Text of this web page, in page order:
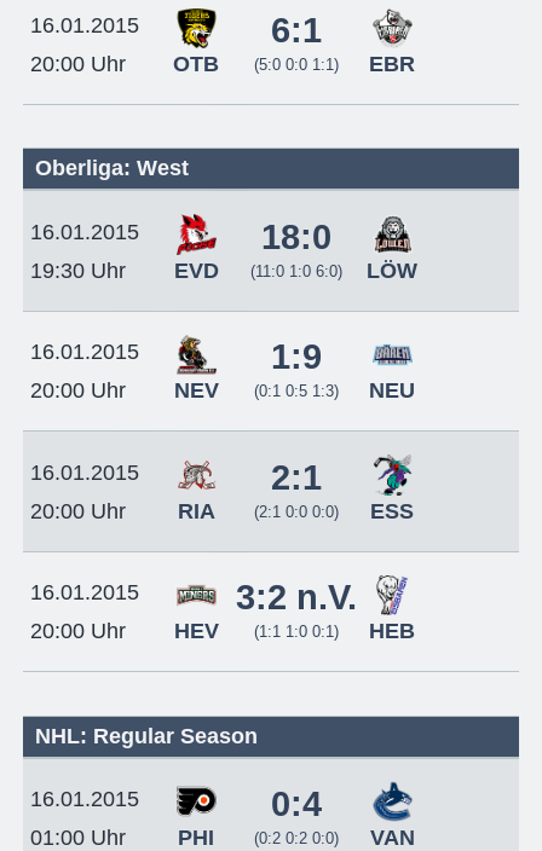
16.01.2015
20:00 Uhr
OTB
6:1
(5:0 0:0 1:1) EBR
Oberliga: West
16.01.2015
19:30 Uhr
EVD
18:0
(11:0 1:0 6:0) LÖW
16.01.2015
20:00 Uhr
NEV
1:9
(0:1 0:5 1:3) NEU
16.01.2015
20:00 Uhr
RIA
2:1
(2:1 0:0 0:0) ESS
16.01.2015
20:00 Uhr
HEV
3:2 n.V.
(1:1 1:0 0:1) HEB
NHL: Regular Season
16.01.2015
01:00 Uhr
PHI
0:4
(0:2 0:2 0:0) VAN